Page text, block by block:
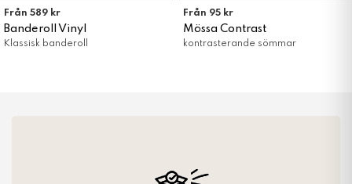
Från 589 kr
Banderoll Vinyl
Klassisk banderoll
Från 95 kr
Mössa Contrast
kontrasterande sömmar